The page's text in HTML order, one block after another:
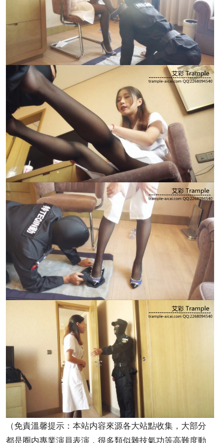
（免責溫馨提示：本站内容來源各大站點收集，大部分
都是圈内專業演員表演，很多類似雜技氣功等高難度動